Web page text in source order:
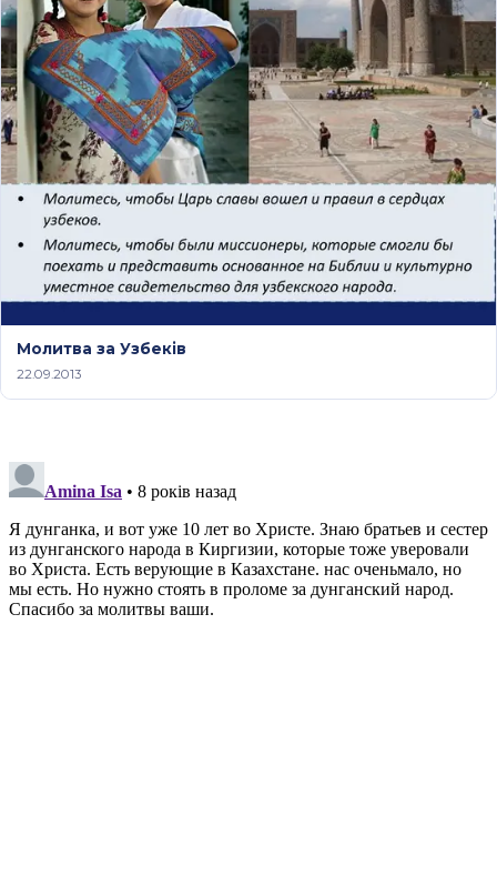
Молитва за Узбеків
22.09.2013